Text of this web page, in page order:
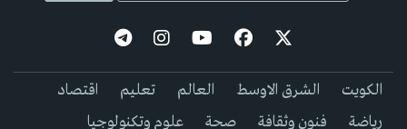
الكويت الشرق الاوسط العالم تعليم
اقتصاد
رياضة
فنون وثقافة صحة علوم وتكنولوجيا